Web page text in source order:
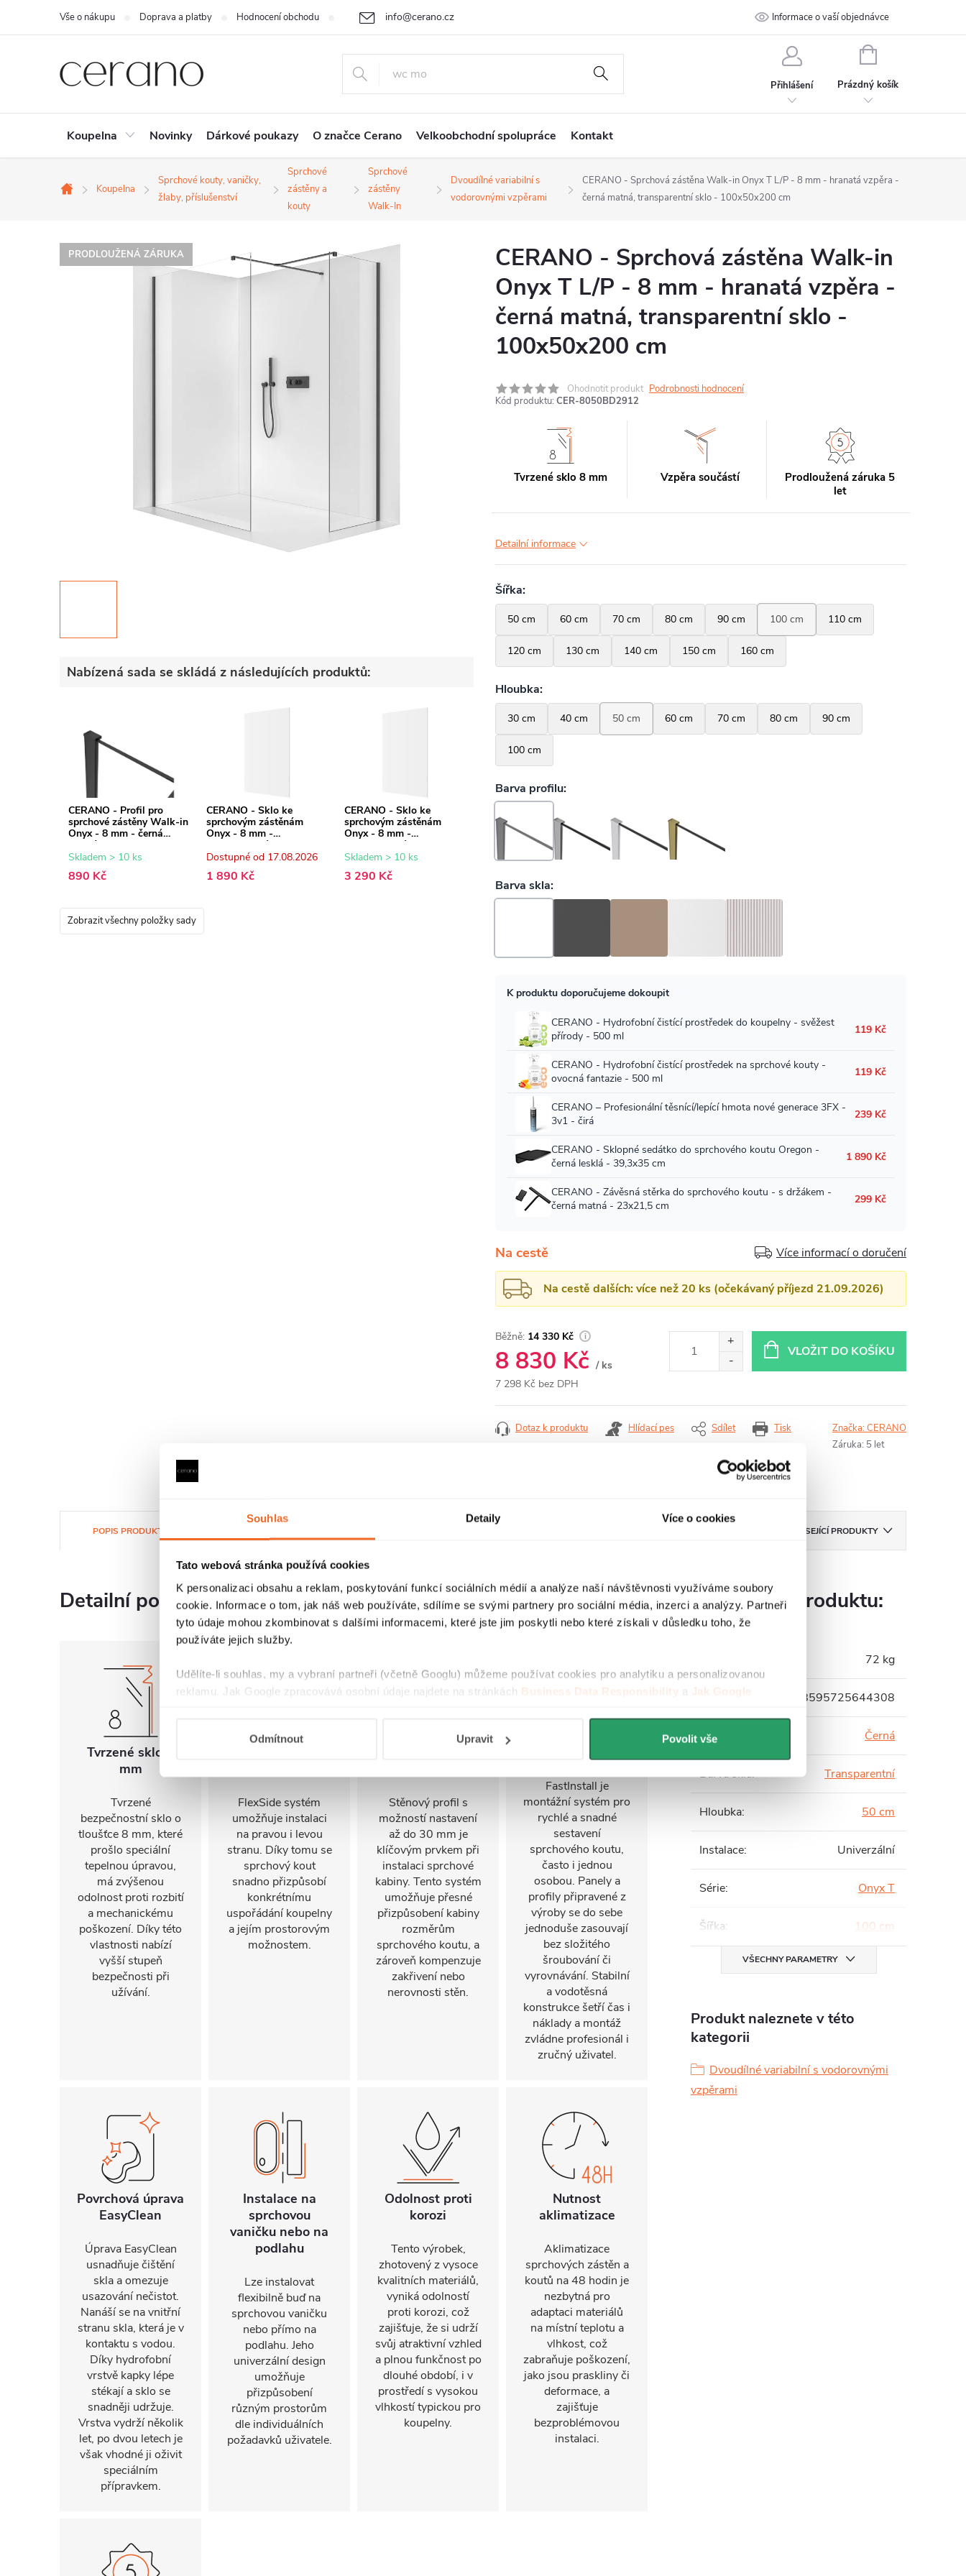
Souhlas Detaily Více o cookies
Tato webová stránka používá cookies
K personalizaci obsahu a reklam, poskytování funkcí sociálních médií a analýze naší návštěvnosti využíváme soubory
cookie. Informace o tom, jak náš web používáte, sdílíme se svými partnery pro sociální média, inzerci a analýzy. Partneři
tyto údaje mohou zkombinovat s dalšími informacemi, které jste jim poskytli nebo které získali v důsledku toho, že
používáte jejich služby.
Udělíte-li souhlas, my a vybraní partneři (včetně Googlu) můžeme používat cookies pro analytiku a personalizovanou
reklamu. Jak Google zpracovává osobní údaje najdete na stránkách Business Data Responsibility a Jak Google
Odmítnout Upravit Povolit vše
+420 226 400 232
info@cerano.cz
Vše o nákupu Doprava a platby Hodnocení obchodu Cenová nabídka na míru Ochrana osobních údajů Kontakt
Informace o vaší objednávce
Přihlášení
NÁKUPNÍ
Prázdný košík
Koupelna Novinky Dárkové poukazy O značce Cerano Velkoobchodní spolupráce Kontakt
Domů
Koupelna
Sprchové kouty, vaničky,
žlaby, příslušenství
Sprchové
zástěny a
kouty
Sprchové
zástěny
Walk-In
Dvoudílné variabilní s
vodorovnými vzpěrami
CERANO - Sprchová zástěna Walk-in Onyx T L/P - 8 mm - hranatá vzpěra -
černá matná, transparentní sklo - 100x50x200 cm
PRODLOUŽENÁ ZÁRUKA
Nabízená sada se skládá z následujících produktů:
CERANO - Profil pro
sprchové zástěny Walk-in
Onyx - 8 mm - černá
matná - 15 mm
Skladem > 10 ks
890 Kč
CERANO - Sklo ke
sprchovým zástěnám
Onyx - 8 mm -
transparentní sklo -
50x200 cm
Dostupné od 17.08.2026
1 890 Kč
CERANO - Sklo ke
sprchovým zástěnám
Onyx - 8 mm -
transparentní sklo -
100x200 cm
Skladem > 10 ks
3 290 Kč
Zobrazit všechny položky sady
CERANO - Sprchová zástěna Walk-in
Onyx T L/P - 8 mm - hranatá vzpěra -
černá matná, transparentní sklo -
100x50x200 cm
Ohodnotit produkt Podrobnosti hodnocení
Kód produktu: CER-8050BD2912
Tvrzené sklo 8 mm Vzpěra součástí
Prodloužená záruka 5
let
Detailní informace
Na cestě Více informací o doručení
Na cestě dalších: více než 20 ks (očekávaný příjezd 21.09.2026)
14 330 Kč
8 830 Kč / ks
7 298 Kč bez DPH
VLOŽIT DO KOŠÍKU
Tisk
Dotaz k produktu Hlídací pes Sdílet Značka:CERANO
Záruka: 5 let
POPIS PRODUKTU SOUVISEJÍCÍ PRODUKTY
Detailní popis produktu
Tvrzené sklo 8
mm
Tvrzené
bezpečnostní sklo o
tloušťce 8 mm, které
prošlo speciální
tepelnou úpravou,
má zvýšenou
odolnost proti rozbití
a mechanickému
poškození. Díky této
vlastnosti nabízí
vyšší stupeň
bezpečnosti při
užívání.
FlexSide systém
umožňuje instalaci
na pravou i levou
stranu. Díky tomu se
sprchový kout
snadno přizpůsobí
konkrétnímu
uspořádání koupelny
a jejím prostorovým
možnostem.
Stěnový profil s
možností nastavení
až do 30 mm je
klíčovým prvkem při
instalaci sprchové
kabiny. Tento systém
umožňuje přesné
přizpůsobení kabiny
rozměrům
sprchového koutu, a
zároveň kompenzuje
zakřivení nebo
nerovnosti stěn.
FastInstall je
montážní systém pro
rychlé a snadné
sestavení
sprchového koutu,
často i jednou
osobou. Panely a
profily připravené z
výroby se do sebe
jednoduše zasouvají
bez složitého
šroubování či
vyrovnávání. Stabilní
a vodotěsná
konstrukce šetří čas i
náklady a montáž
zvládne profesionál i
zručný uživatel.
Povrchová úprava
EasyClean
Úprava EasyClean
usnadňuje čištění
skla a omezuje
usazování nečistot.
Nanáší se na vnitřní
stranu skla, která je v
kontaktu s vodou.
Díky hydrofobní
vrstvě kapky lépe
stékají a sklo se
snadněji udržuje.
Vrstva vydrží několik
let, po dvou letech je
však vhodné ji oživit
speciálním
přípravkem.
Instalace na
sprchovou
vaničku nebo na
podlahu
Lze instalovat
flexibilně buď na
sprchovou vaničku
nebo přímo na
podlahu. Jeho
univerzální design
umožňuje
přizpůsobení
různým prostorům
dle individuálních
požadavků uživatele.
Odolnost proti
korozi
Tento výrobek,
zhotovený z vysoce
kvalitních materiálů,
vyniká odolností
proti korozi, což
zajišťuje, že si udrží
svůj atraktivní vzhled
a plnou funkčnost po
dlouhé období, i v
prostředí s vysokou
vlhkostí typickou pro
koupelny.
Nutnost
aklimatizace
Aklimatizace
sprchových zástěn a
koutů na 48 hodin je
nezbytná pro
adaptaci materiálů
na místní teplotu a
vlhkost, což
zabraňuje poškození,
jako jsou praskliny či
deformace, a
zajišťuje
bezproblémovou
instalaci.
Parametry produktu:
72 kg
EAN 8595725644308
Barva profilu Černá
Barva skla: Transparentní
Hloubka: 50 cm
Instalace: Univerzální
Série: Onyx T
Šířka: 100 cm
VŠECHNY PARAMETRY
Produkt naleznete v této
kategorii
Dvoudílné variabilní s vodorovnými
vzpěrami